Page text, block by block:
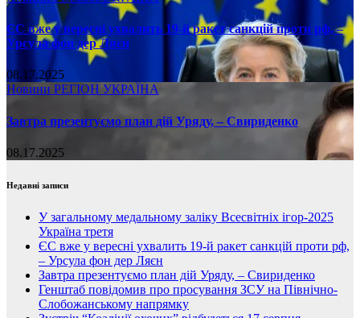
ЄС вже у вересні ухвалить 19-й ракет санкцій проти рф, –
Урсула фон дер Ляєн
08.17.2025
Новини РЕГІОН УКРАЇНА
Завтра презентуємо план дій Уряду, – Свириденко
08.17.2025
Недавні записи
У загальному медальному заліку Всесвітніх ігор-2025
Україна третя
ЄС вже у вересні ухвалить 19-й ракет санкцій проти рф,
– Урсула фон дер Ляєн
Завтра презентуємо план дій Уряду, – Свириденко
Генштаб повідомив про просування ЗСУ на Північно-
Слобожанському напрямку